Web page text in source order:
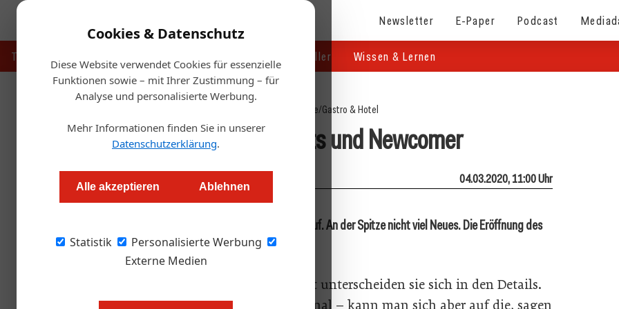
Cookies & Datenschutz
Diese Website verwendet Cookies für essenzielle
Funktionen sowie – mit Ihrer Zustimmung – für
Analyse und personalisierte Werbung.
Mehr Informationen finden Sie in unserer
Datenschutzerklärung.
Alle akzeptieren Ablehnen
Statistik
Personalisierte Werbung
Externe Medien
Newsletter E-Paper Podcast
Touristik Handel & Hersteller Wissen & Lernen
Startseite/Gastro & Hotel
Toprestaurants und Newcomer
Redaktion 04.03.2020, 11:00 Uhr
Der Falstaff legt seinen neuen Genuss-Guide auf. An der Spitze nicht viel Neues. Die Eröffnung des
Jahres kommt aus Israel.
Gastro-Rankings gibt es viele. Meist unterscheiden sie sich in den Details.
In Österreich – wie auch international – kann man sich aber auf die, sagen